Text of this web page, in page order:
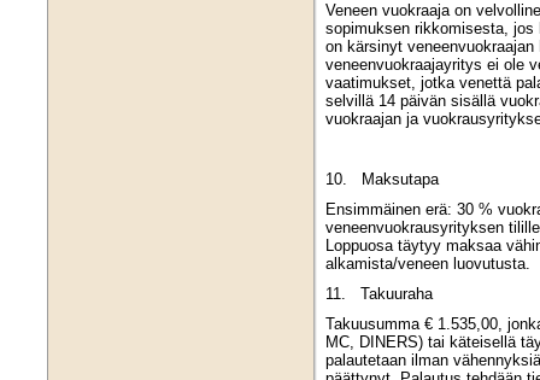
Veneen vuokraaja on
sopimuksen rikkomisesta,
on kärsinyt
veneenvuokraajayritys ei ole
vaatimukset, jotka venettä
selvillä 14 päivän sisällä
vuokraajan ja
10. Maksutapa
Ensimmäinen erä: 30 %
veneenvuokrausyrityksen
Loppuosa täytyy maksaa
alkamista/veneen luovutusta.
11. Takuuraha
Takuusumma € 1.535,00,
MC, DINERS) tai käteisellä
palautetaan ilman